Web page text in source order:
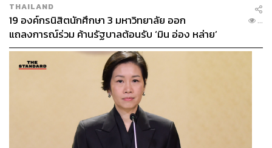
THAILAND
19 องค์กรนิสิตนักศึกษา 3 มหาวิทยาลัย ออก
แถลงการณ์ร่วม ค้านรัฐบาลต้อนรับ ‘มิน อ่อง หล่าย’
...